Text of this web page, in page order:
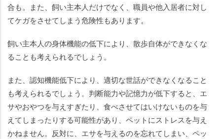
合も。また、飼い主本人だけでなく、職員や他入居者に対し
てケガをさせてしまう危険性もあります。
飼い主本人の身体機能の低下により、散歩自体ができなくな
ることも考えられるでしょう。
また、認知機能低下により、適切な世話ができなくなること
も考えられるでしょう。判断能力や記憶力が低下すると、エ
サやおやつを与えすぎたり、食べさせてはいけないものを与
えてしまったりする可能性があり、ペットにストレスを与え
かねません。反対に、エサを与えるのを忘れてしまい、ペッ